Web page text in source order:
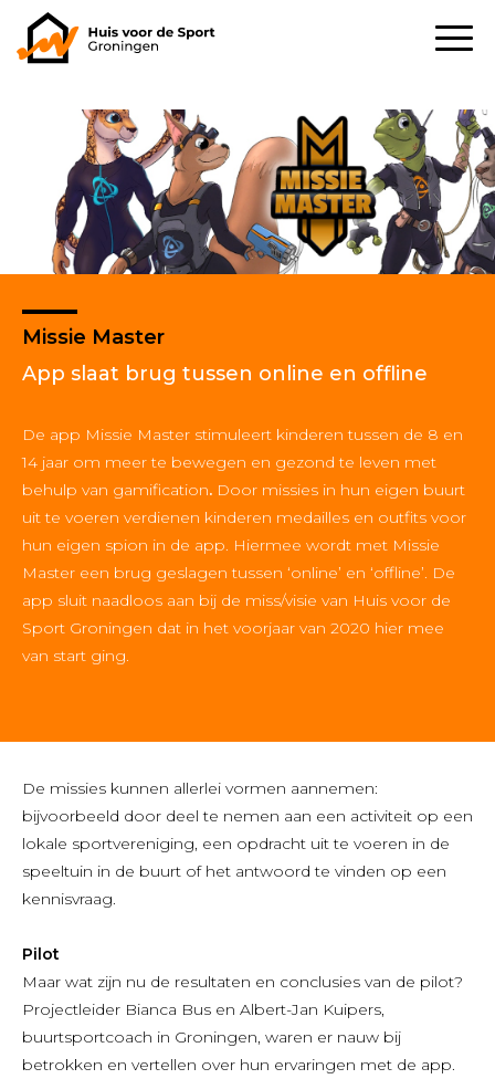
Missie Master
App slaat brug tussen online en offline
De app Missie Master stimuleert kinderen tussen de 8 en
14 jaar om meer te bewegen en gezond te leven met
behulp van gamification. Door missies in hun eigen buurt
uit te voeren verdienen kinderen medailles en outfits voor
hun eigen spion in de app. Hiermee wordt met Missie
Master een brug geslagen tussen ‘online’ en ‘offline’. De
app sluit naadloos aan bij de miss/visie van Huis voor de
Sport Groningen dat in het voorjaar van 2020 hier mee
van start ging.
De missies kunnen allerlei vormen aannemen:
bijvoorbeeld door deel te nemen aan een activiteit op een
lokale sportvereniging, een opdracht uit te voeren in de
speeltuin in de buurt of het antwoord te vinden op een
kennisvraag.
Pilot
Maar wat zijn nu de resultaten en conclusies van de pilot?
Projectleider Bianca Bus en Albert-Jan Kuipers,
buurtsportcoach in Groningen, waren er nauw bij
betrokken en vertellen over hun ervaringen met de app.